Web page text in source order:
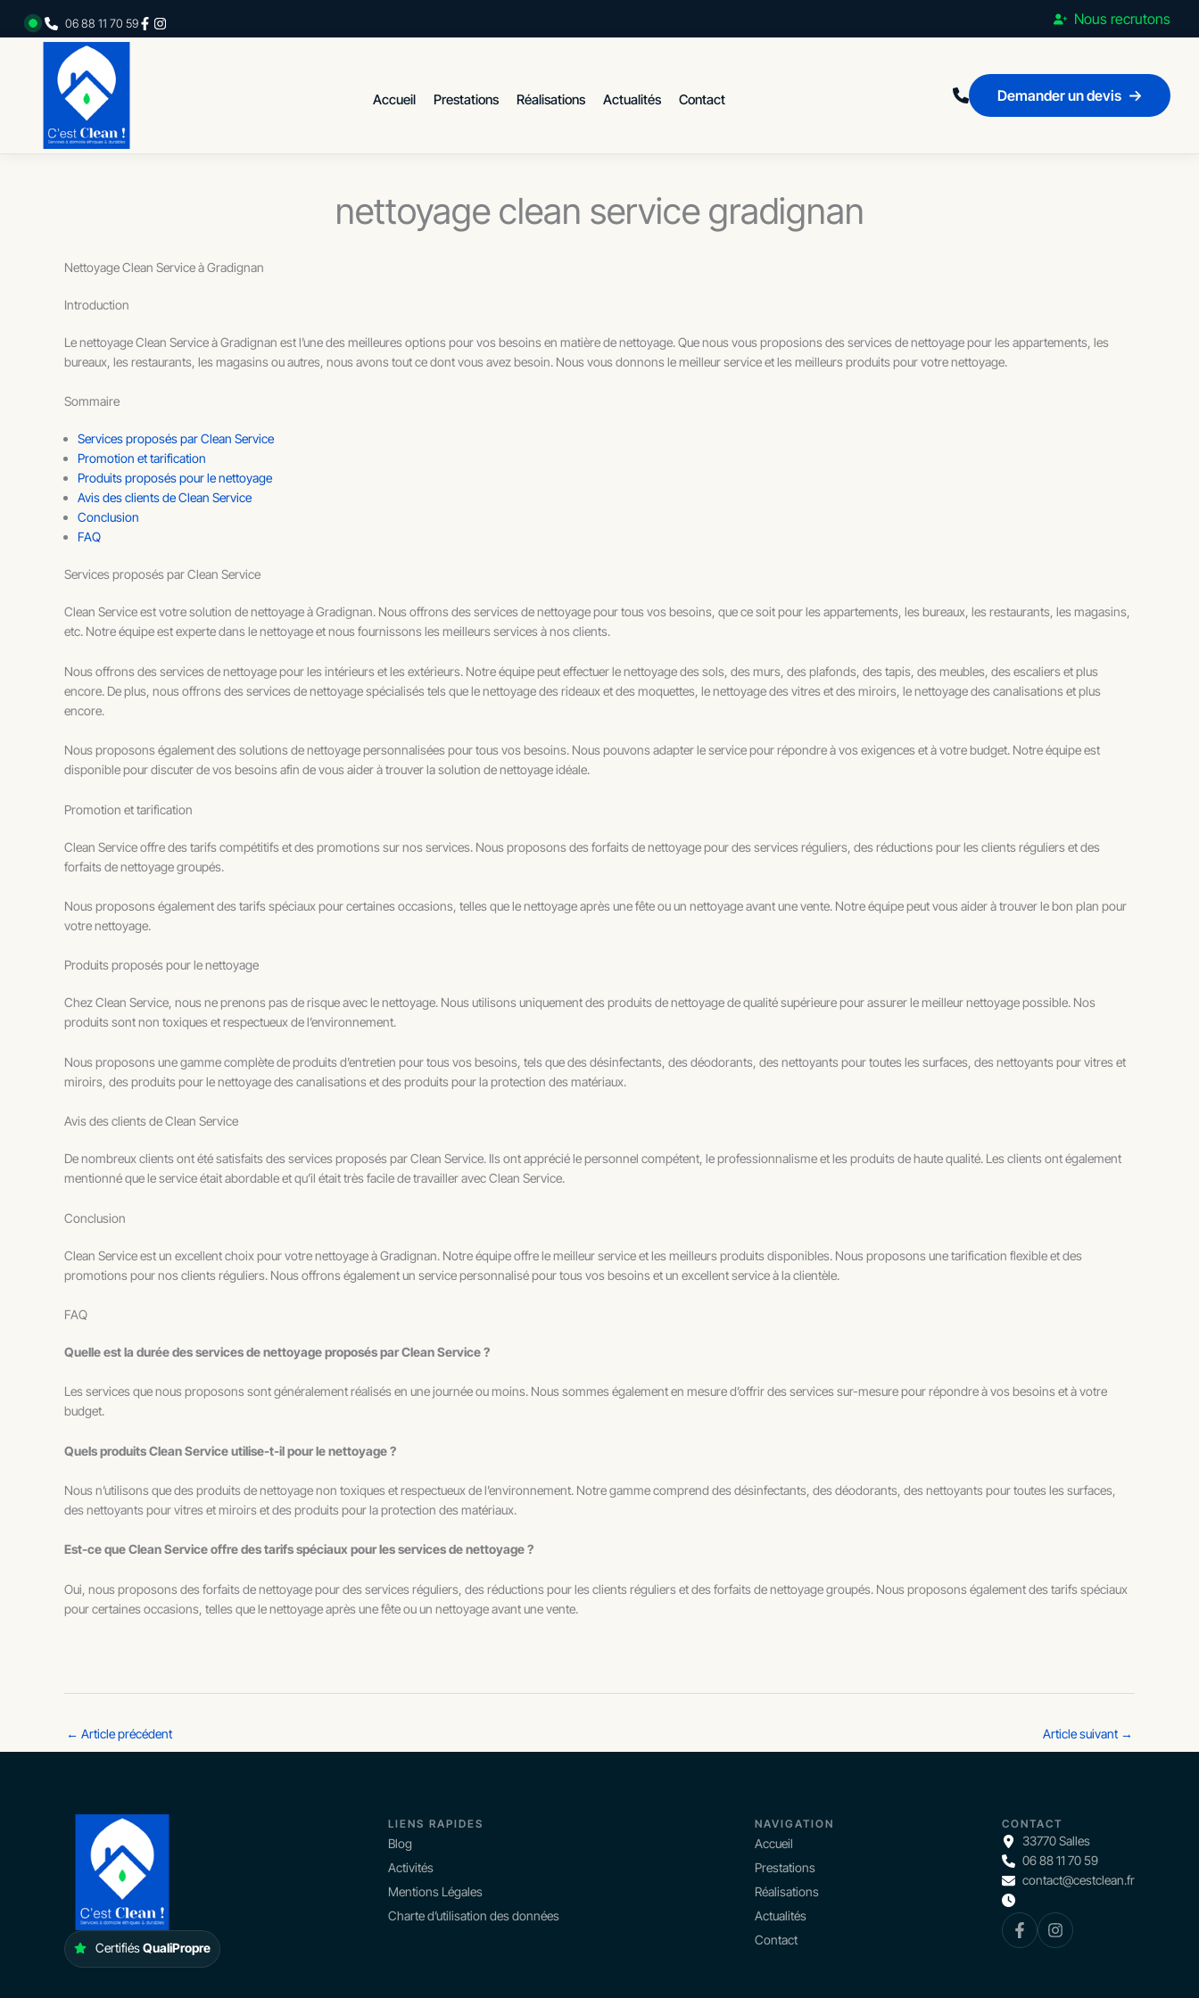
06 88 11 70 59 Nous recrutons
Accueil Prestations Réalisations Actualités Contact Demander un devis
nettoyage clean service gradignan
Nettoyage Clean Service à Gradignan
Introduction
Le nettoyage Clean Service à Gradignan est l’une des meilleures options pour vos besoins en matière de nettoyage. Que nous vous proposions des services de nettoyage pour les appartements, les
bureaux, les restaurants, les magasins ou autres, nous avons tout ce dont vous avez besoin. Nous vous donnons le meilleur service et les meilleurs produits pour votre nettoyage.
Sommaire
Services proposés par Clean Service
Promotion et tarification
Produits proposés pour le nettoyage
Avis des clients de Clean Service
Conclusion
FAQ
Services proposés par Clean Service
Clean Service est votre solution de nettoyage à Gradignan. Nous offrons des services de nettoyage pour tous vos besoins, que ce soit pour les appartements, les bureaux, les restaurants, les magasins,
etc. Notre équipe est experte dans le nettoyage et nous fournissons les meilleurs services à nos clients.
Nous offrons des services de nettoyage pour les intérieurs et les extérieurs. Notre équipe peut effectuer le nettoyage des sols, des murs, des plafonds, des tapis, des meubles, des escaliers et plus
encore. De plus, nous offrons des services de nettoyage spécialisés tels que le nettoyage des rideaux et des moquettes, le nettoyage des vitres et des miroirs, le nettoyage des canalisations et plus
encore.
Nous proposons également des solutions de nettoyage personnalisées pour tous vos besoins. Nous pouvons adapter le service pour répondre à vos exigences et à votre budget. Notre équipe est
disponible pour discuter de vos besoins afin de vous aider à trouver la solution de nettoyage idéale.
Promotion et tarification
Clean Service offre des tarifs compétitifs et des promotions sur nos services. Nous proposons des forfaits de nettoyage pour des services réguliers, des réductions pour les clients réguliers et des
forfaits de nettoyage groupés.
Nous proposons également des tarifs spéciaux pour certaines occasions, telles que le nettoyage après une fête ou un nettoyage avant une vente. Notre équipe peut vous aider à trouver le bon plan pour
votre nettoyage.
Produits proposés pour le nettoyage
Chez Clean Service, nous ne prenons pas de risque avec le nettoyage. Nous utilisons uniquement des produits de nettoyage de qualité supérieure pour assurer le meilleur nettoyage possible. Nos
produits sont non toxiques et respectueux de l’environnement.
Nous proposons une gamme complète de produits d’entretien pour tous vos besoins, tels que des désinfectants, des déodorants, des nettoyants pour toutes les surfaces, des nettoyants pour vitres et
miroirs, des produits pour le nettoyage des canalisations et des produits pour la protection des matériaux.
Avis des clients de Clean Service
De nombreux clients ont été satisfaits des services proposés par Clean Service. Ils ont apprécié le personnel compétent, le professionnalisme et les produits de haute qualité. Les clients ont également
mentionné que le service était abordable et qu’il était très facile de travailler avec Clean Service.
Conclusion
Clean Service est un excellent choix pour votre nettoyage à Gradignan. Notre équipe offre le meilleur service et les meilleurs produits disponibles. Nous proposons une tarification flexible et des
promotions pour nos clients réguliers. Nous offrons également un service personnalisé pour tous vos besoins et un excellent service à la clientèle.
FAQ
Quelle est la durée des services de nettoyage proposés par Clean Service ?
Les services que nous proposons sont généralement réalisés en une journée ou moins. Nous sommes également en mesure d’offrir des services sur-mesure pour répondre à vos besoins et à votre
budget.
Quels produits Clean Service utilise-t-il pour le nettoyage ?
Nous n’utilisons que des produits de nettoyage non toxiques et respectueux de l’environnement. Notre gamme comprend des désinfectants, des déodorants, des nettoyants pour toutes les surfaces,
des nettoyants pour vitres et miroirs et des produits pour la protection des matériaux.
Est-ce que Clean Service offre des tarifs spéciaux pour les services de nettoyage ?
Oui, nous proposons des forfaits de nettoyage pour des services réguliers, des réductions pour les clients réguliers et des forfaits de nettoyage groupés. Nous proposons également des tarifs spéciaux
pour certaines occasions, telles que le nettoyage après une fête ou un nettoyage avant une vente.
← Article précédent Article suivant →
CertifiésQualiPropre
LIENS RAPIDES
Blog
Activités
Mentions Légales
Charte d’utilisation des données
NAVIGATION
Accueil
Prestations
Réalisations
Actualités
Contact
CONTACT
33770 Salles
06 88 11 70 59
contact@cestclean.fr